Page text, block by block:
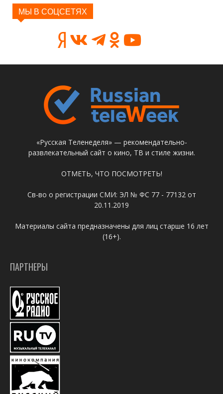
МЫ В СОЦСЕТЯХ
«Русская Теленеделя» — рекомендательно-
развлекательный сайт о кино, ТВ и стиле жизни.
ОТМЕТЬ, ЧТО ПОСМОТРЕТЬ!
Св-во о регистрации СМИ: ЭЛ № ФС 77 - 77132 от
20.11.2019
Материалы сайта предназначены для лиц старше 16 лет
(16+).
ПАРТНЕРЫ